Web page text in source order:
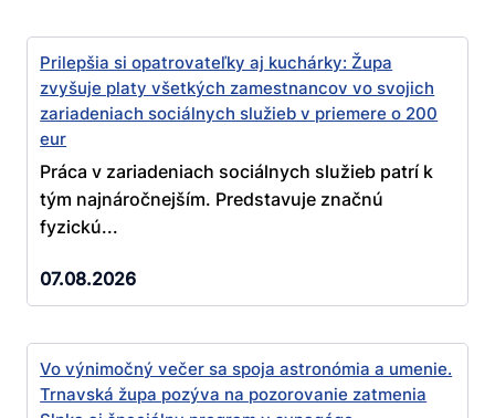
Prilepšia si opatrovateľky aj kuchárky: Župa
zvyšuje platy všetkých zamestnancov vo svojich
zariadeniach sociálnych služieb v priemere o 200
eur
Práca v zariadeniach sociálnych služieb patrí k
tým najnáročnejším. Predstavuje značnú
fyzickú...
07.08.2026
Vo výnimočný večer sa spoja astronómia a umenie.
Trnavská župa pozýva na pozorovanie zatmenia